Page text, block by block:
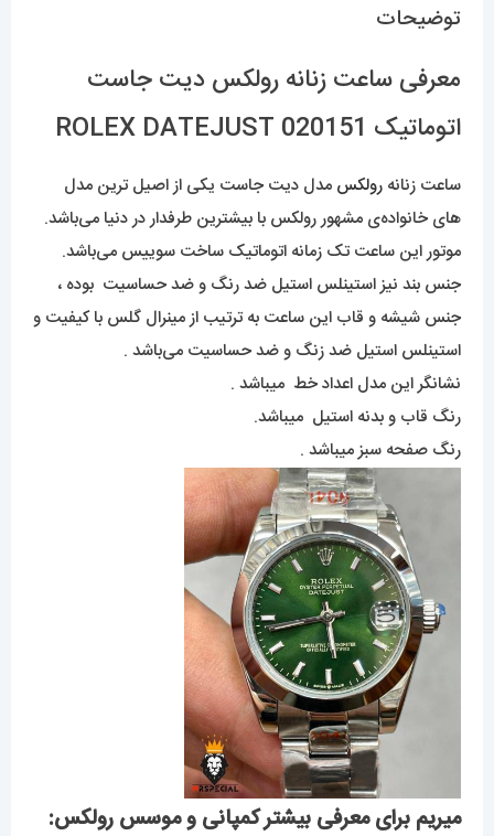
توضیحات
معرفی ساعت زنانه رولکس دیت جاست
اتوماتیک 020151 ROLEX DATEJUST
ساعت زنانه رولکس مدل دیت جاست یکی از اصیل ترین مدل
های خانواده‌ی مشهور رولکس با بیشترین طرفدار در دنیا می‌باشد.
موتور این ساعت تک زمانه اتوماتیک ساخت سوییس می‌باشد.
جنس بند نیز استینلس استیل ضد رنگ و ضد حساسیت بوده ،
جنس شیشه و قاب این ساعت به ترتیب از مینرال گلس با کیفیت و
استینلس استیل ضد زنگ و ضد حساسیت می‌باشد .
نشانگر این مدل اعداد خط میباشد .
رنگ قاب و بدنه استیل میباشد.
رنگ صفحه سبز میباشد .
میریم برای معرفی بیشتر کمپانی و موسس رولکس: